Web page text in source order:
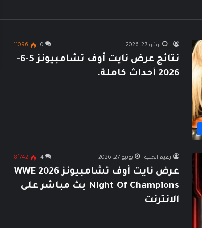
يونيو 27, 2026 0 1٬096
نتائج عرض نايت أوف تشامبيونز 5-6-
2026 أحداث كاملة.
زعيم الحلبة يونيو 27, 2026 4 8٬742
عرض نايت أوف تشامبيونز 2026 WWE
Night Of Champions بث مباشر على
الانترنت